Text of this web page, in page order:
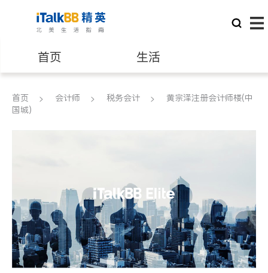
首页 生活
医生 律师
养老 非盈利组织
首页 会计师 税务会计
黄宗泽注册会计师楼(中
国城)